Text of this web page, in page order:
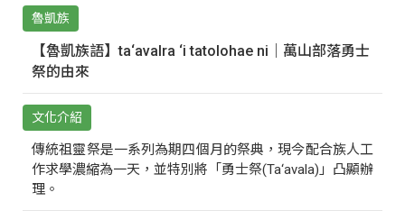
魯凱族
【魯凱族語】ta‘avalra ‘i tatolohae ni｜萬山部落勇士
祭的由來
文化介紹
傳統祖靈祭是一系列為期四個月的祭典，現今配合族人工
作求學濃縮為一天，並特別將「勇士祭(Ta‘avala)」凸顯辦
理。